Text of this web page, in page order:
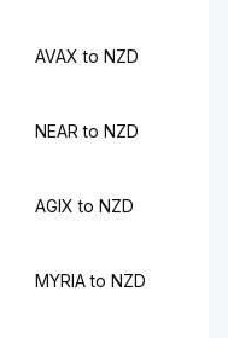
AVAX to NZD
NEAR to NZD
AGIX to NZD
MYRIA to NZD